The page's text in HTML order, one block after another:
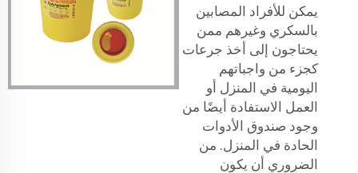
يمكن للأفراد المصابين
بالسكري وغيرهم ممن
يحتاجون إلى أخذ جرعات
كجزء من واجباتهم
اليومية في المنزل أو
العمل الاستفادة أيضًا من
وجود صندوق الأدوات
الحادة في المنزل. من
الضروري أن يكون